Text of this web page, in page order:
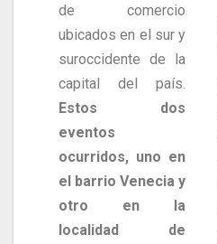
de comercio
ubicados en el sur y
suroccidente de la
capital del país.
Estos dos
eventos
ocurridos, uno en
el barrio Venecia y
otro en la
localidad de